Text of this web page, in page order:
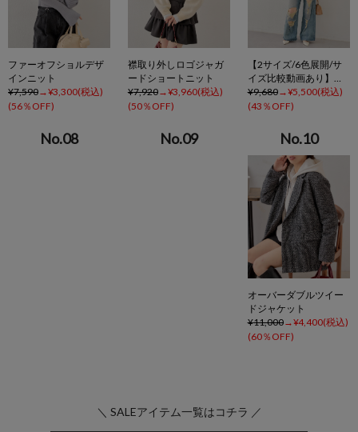
ファーオフショルデザ
インニット
7,590
3,300
56％OFF
襟取り外しロゴジャガ
ードショートニット
7,920
3,960
50％OFF
【2サイズ/6色展開/サ
イズ比較動画あり】ダ
メージワイドデニムパ
ンツ
9,680
5,500
43％OFF
オーバーダブルツイー
ドジャケット
11,000
4,400
60％OFF
＼ SALEアイテム一覧はコチラ ／